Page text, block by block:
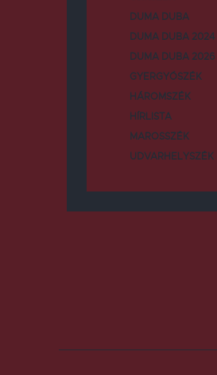
DUMA DUBA
DUMA DUBA 2024
DUMA DUBA 2026
GYERGYÓSZÉK
HÁROMSZÉK
HÍRLISTA
MAROSSZÉK
UDVARHELYSZÉK